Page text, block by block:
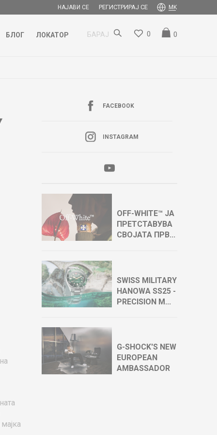
НАЈАВИ СЕ РЕГИСТРИРАЈ СЕ MK
БЛОГ ЛОКАТОР БАРАЈ 0
0
FACEBOOK
INSTAGRAM
OFF-WHITE™ ЈА
ПРЕТСТАВУВА
СВОЈАТА ПРВ...
SWISS MILITARY
HANOWA SS25 -
PRECISION M...
G-SHOCK'S NEW
EUROPEAN
AMBASSADOR